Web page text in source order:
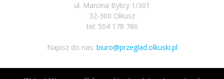
ul. Marcina Bylicy 1/301
32-300 Olkusz
tel: 504 178 786
Napisz do nas: biuro@przeglad.olkuski.pl